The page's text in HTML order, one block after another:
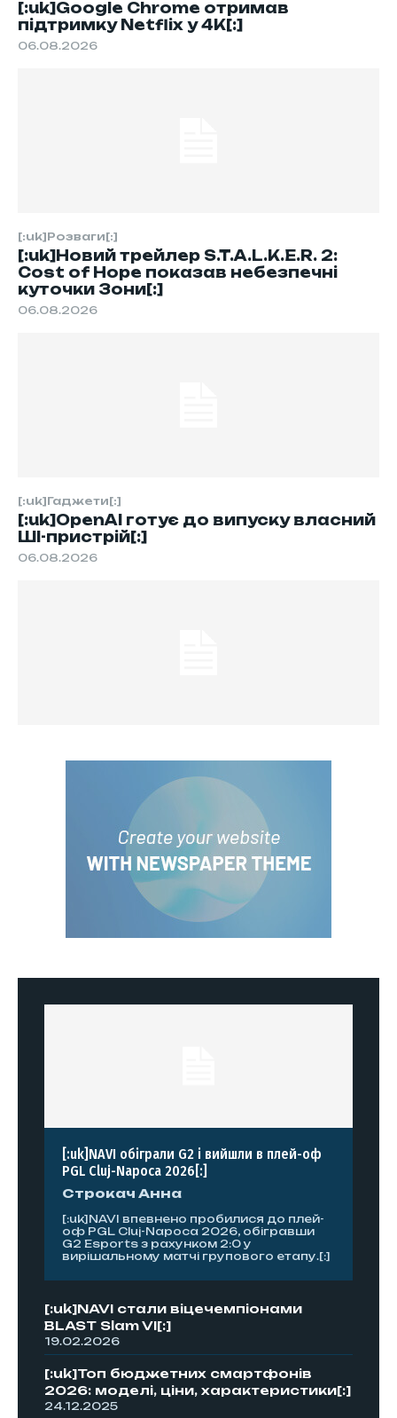
[:uk]Google Chrome отримав
підтримку Netflix у 4K[:]
06.08.2026
[:uk]Розваги[:]
[:uk]Новий трейлер S.T.A.L.K.E.R. 2:
Cost of Hope показав небезпечні
куточки Зони[:]
06.08.2026
[:uk]Гаджети[:]
[:uk]OpenAI готує до випуску власний
ШІ-пристрій[:]
06.08.2026
[:uk]NAVI обіграли G2 і вийшли в плей-оф
PGL Cluj-Napoca 2026[:]
Строкач Анна
[:uk]NAVI впевнено пробилися до плей-
оф PGL Cluj-Napoca 2026, обігравши
G2 Esports з рахунком 2:0 у
вирішальному матчі групового етапу.[:]
[:uk]NAVI стали віцечемпіонами
BLAST Slam VI[:]
19.02.2026
[:uk]Топ бюджетних смартфонів
2026: моделі, ціни, характеристики[:]
24.12.2025